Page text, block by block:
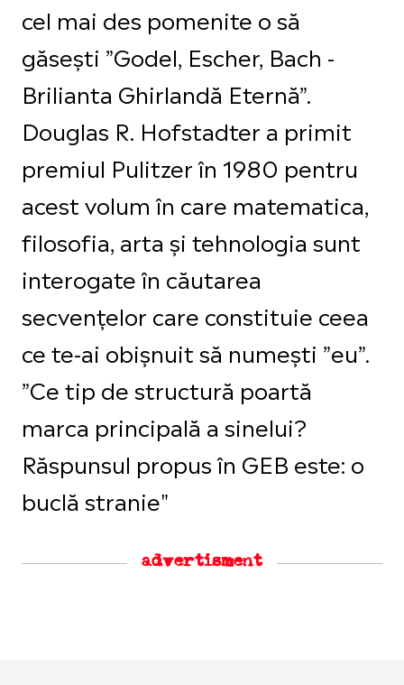
cel mai des pomenite o să
găsești ”Godel, Escher, Bach -
Brilianta Ghirlandă Eternă”.
Douglas R. Hofstadter a primit
premiul Pulitzer în 1980 pentru
acest volum în care matematica,
filosofia, arta și tehnologia sunt
interogate în căutarea
secvențelor care constituie ceea
ce te-ai obișnuit să numești ”eu”.
”Ce tip de structură poartă
marca principală a sinelui?
Răspunsul propus în GEB este: o
buclă stranie"
advertisment